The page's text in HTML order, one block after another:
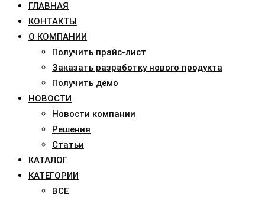
ГЛАВНАЯ
КОНТАКТЫ
О КОМПАНИИ
Получить прайс-лист
Заказать разработку нового продукта
Получить демо
НОВОСТИ
Новости компании
Решения
Статьи
КАТАЛОГ
КАТЕГОРИИ
ВСЕ